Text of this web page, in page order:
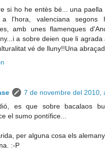
si ho he entès bé... una
a l'hora, valenciana
amb unes flamenques
a sobre deien que li agrada
vé de lluny!!Una
7 de novembre del 2010,
es que sobre bacalaos
el sumo pontífice...
per alguna cosa els
:-P